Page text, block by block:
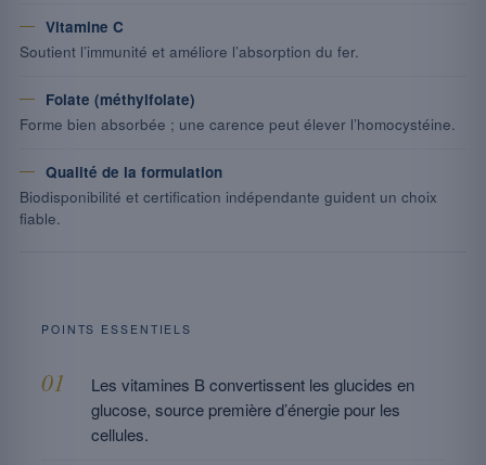
Vitamine C
Soutient l’immunité et améliore l’absorption du fer.
Folate (méthylfolate)
Forme bien absorbée ; une carence peut élever l’homocystéine.
Qualité de la formulation
Biodisponibilité et certification indépendante guident un choix
fiable.
POINTS ESSENTIELS
Les vitamines B convertissent les glucides en
glucose, source première d’énergie pour les
cellules.